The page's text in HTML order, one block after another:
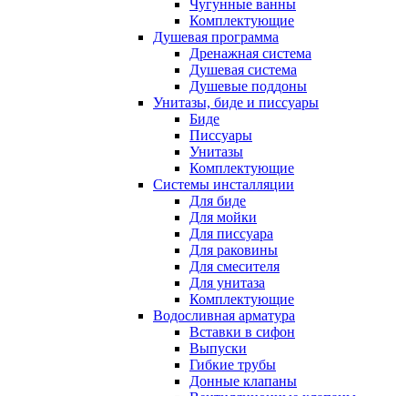
Чугунные ванны
Комплектующие
Душевая программа
Дренажная система
Душевая система
Душевые поддоны
Унитазы, биде и писсуары
Биде
Писсуары
Унитазы
Комплектующие
Системы инсталляции
Для биде
Для мойки
Для писсуара
Для раковины
Для смесителя
Для унитаза
Комплектующие
Водосливная арматура
Вставки в сифон
Выпуски
Гибкие трубы
Донные клапаны